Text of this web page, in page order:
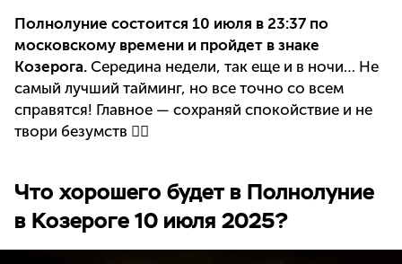
Полнолуние состоится 10 июля в 23:37 по
московскому времени и пройдет в знаке
Козерога. Середина недели, так еще и в ночи… Не
самый лучший тайминг, но все точно со всем
справятся! Главное — сохраняй спокойствие и не
твори безумств 👇🏻
Что хорошего будет в Полнолуние
в Козероге 10 июля 2025?